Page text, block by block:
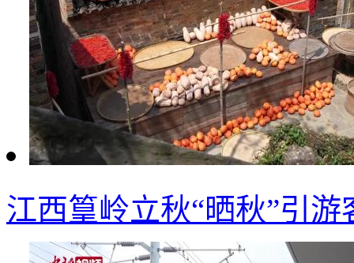
江西篁岭立秋“晒秋”引游